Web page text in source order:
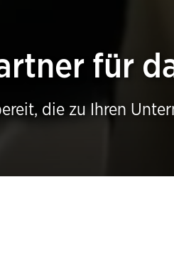
für
die zu Ihren